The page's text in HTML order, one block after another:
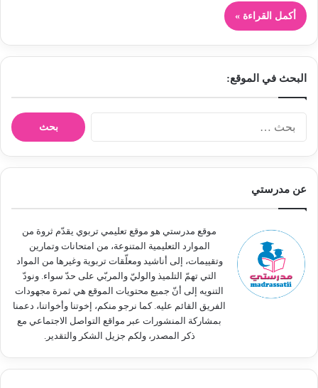
أكمل القراءة »
البحث في الموقع:
ن
عن مدرستي
موقع مدرستي هو موقع تعليمي تربوي يقدّم ثروة من
الموارد التعليمية المتنوعة، من امتحانات وتمارين
وتقييمات، إلى أناشيد ومعلّقات تربوية وغيرها من المواد
التي تهمّ التلميذ والوليّ والمربّي على حدّ سواء. ونودّ
التنويه إلى أنّ جميع محتويات الموقع هي ثمرة مجهودات
الفريق القائم عليه. كما نرجو منكم، إخوتنا وأخواتنا، دعمنا
بمشاركة المنشورات عبر مواقع التواصل الاجتماعي مع
ذكر المصدر، ولكم جزيل الشكر والتقدير.